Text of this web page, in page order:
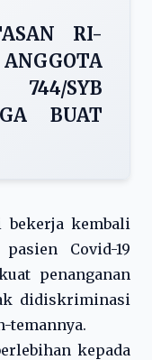
RI-
SYB
BUAT
bekerja kembali
Covid-19
penanganan
didiskriminasi
temannya.
kepada